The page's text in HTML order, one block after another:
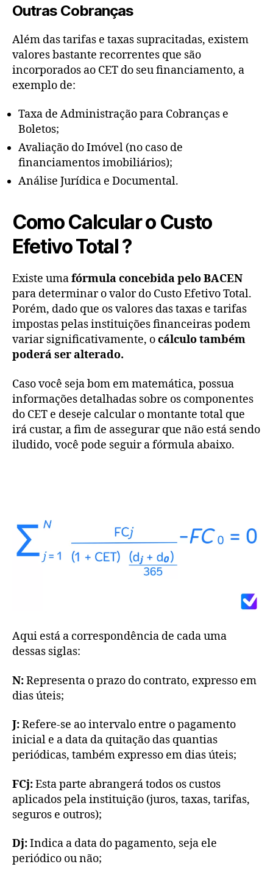
Outras Cobranças
Além das tarifas e taxas supracitadas, existem
valores bastante recorrentes que são
incorporados ao CET do seu financiamento, a
exemplo de:
Taxa de Administração para Cobranças e
Boletos;
Avaliação do Imóvel (no caso de
financiamentos imobiliários);
Análise Jurídica e Documental.
Como Calcular o Custo
Efetivo Total ?
Existe umafórmula concebida pelo BACEN
para determinar o valor do Custo Efetivo Total.
Porém, dado que os valores das taxas e tarifas
impostas pelas instituições financeiras podem
variar significativamente, ocálculo também
poderá ser alterado.
Caso você seja bom em matemática, possua
informações detalhadas sobre os componentes
do CET e deseje calcular o montante total que
irá custar, a fim de assegurar que não está sendo
iludido, você pode seguir a fórmula abaixo.
Aqui está a correspondência de cada uma
dessas siglas:
N:Representa o prazo do contrato, expresso em
dias úteis;
J:Refere-se ao intervalo entre o pagamento
inicial e a data da quitação das quantias
periódicas, também expresso em dias úteis;
FCj:Esta parte abrangerá todos os custos
aplicados pela instituição (juros, taxas, tarifas,
seguros e outros);
Dj:Indica a data do pagamento, seja ele
periódico ou não;